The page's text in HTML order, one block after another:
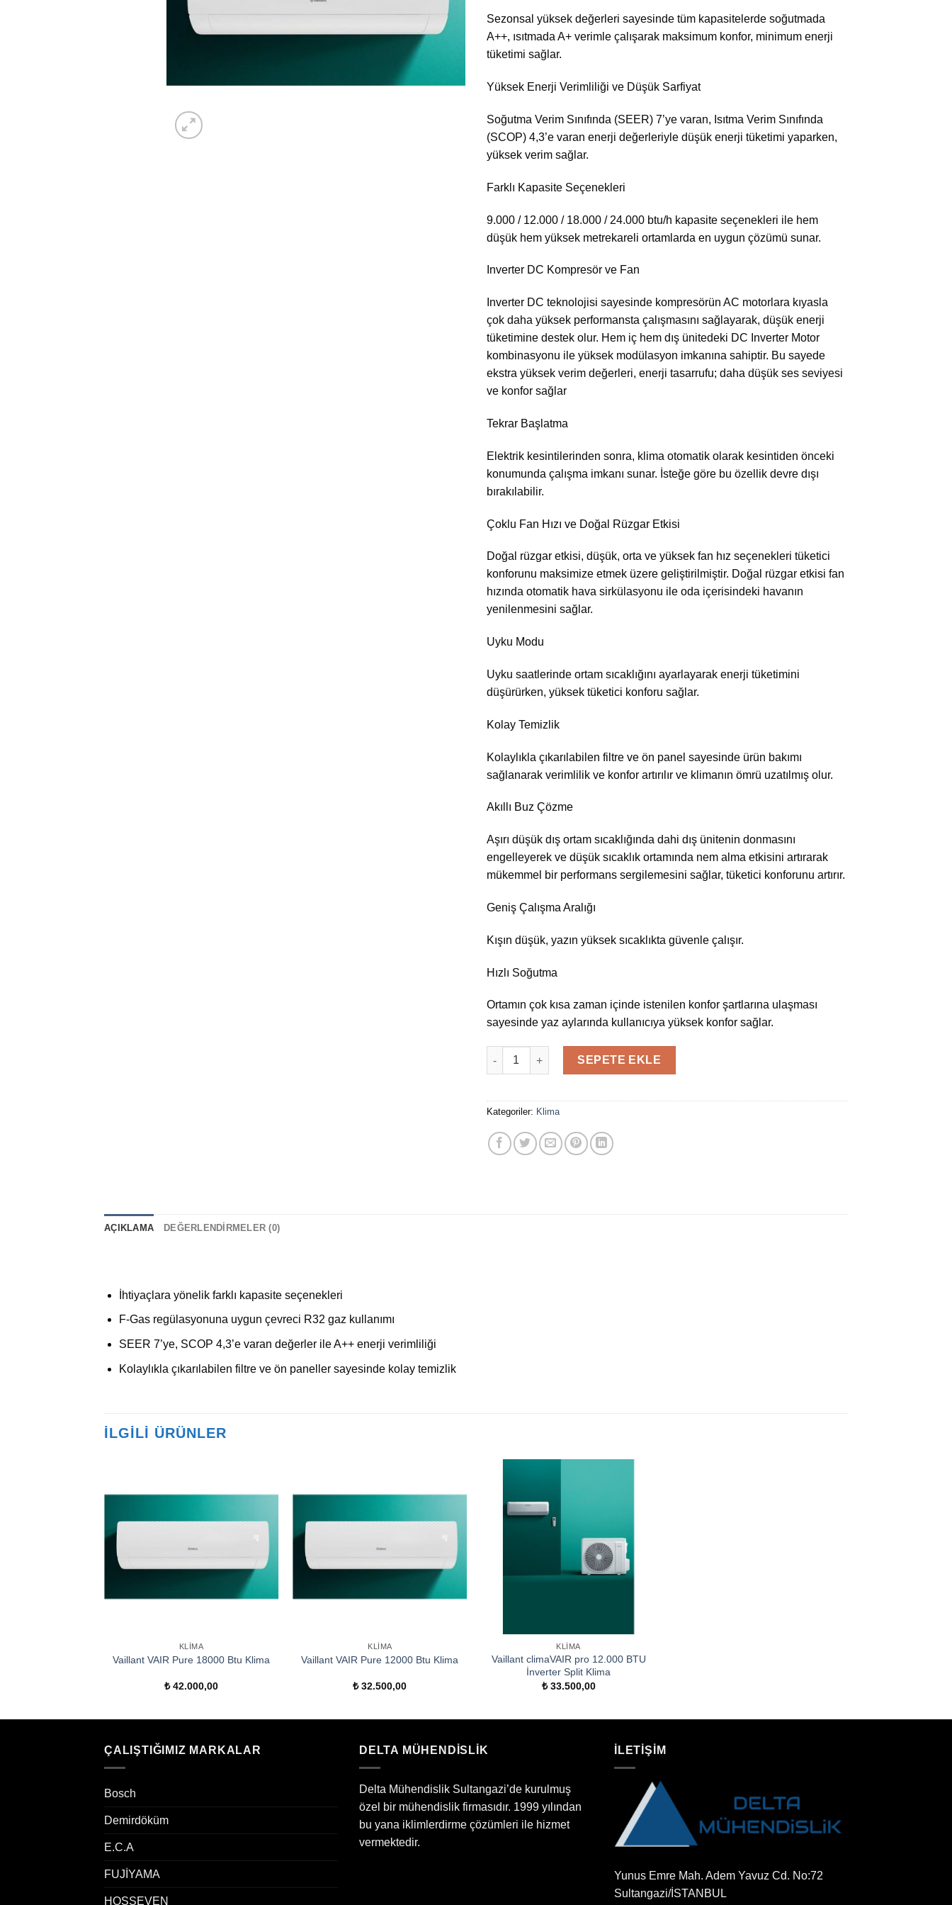
Sezonsal yüksek değerleri sayesinde tüm kapasitelerde soğutmada
A++, ısıtmada A+ verimle çalışarak maksimum konfor, minimum enerji
tüketimi sağlar.
Yüksek Enerji Verimliliği ve Düşük Sarfiyat
Soğutma Verim Sınıfında (SEER) 7’ye varan, Isıtma Verim Sınıfında
(SCOP) 4,3’e varan enerji değerleriyle düşük enerji tüketimi yaparken,
yüksek verim sağlar.
Farklı Kapasite Seçenekleri
9.000 / 12.000 / 18.000 / 24.000 btu/h kapasite seçenekleri ile hem
düşük hem yüksek metrekareli ortamlarda en uygun çözümü sunar.
Inverter DC Kompresör ve Fan
Inverter DC teknolojisi sayesinde kompresörün AC motorlara kıyasla
çok daha yüksek performansta çalışmasını sağlayarak, düşük enerji
tüketimine destek olur. Hem iç hem dış ünitedeki DC Inverter Motor
kombinasyonu ile yüksek modülasyon imkanına sahiptir. Bu sayede
ekstra yüksek verim değerleri, enerji tasarrufu; daha düşük ses seviyesi
ve konfor sağlar
Tekrar Başlatma
Elektrik kesintilerinden sonra, klima otomatik olarak kesintiden önceki
konumunda çalışma imkanı sunar. İsteğe göre bu özellik devre dışı
bırakılabilir.
Çoklu Fan Hızı ve Doğal Rüzgar Etkisi
Doğal rüzgar etkisi, düşük, orta ve yüksek fan hız seçenekleri tüketici
konforunu maksimize etmek üzere geliştirilmiştir. Doğal rüzgar etkisi fan
hızında otomatik hava sirkülasyonu ile oda içerisindeki havanın
yenilenmesini sağlar.
Uyku Modu
Uyku saatlerinde ortam sıcaklığını ayarlayarak enerji tüketimini
düşürürken, yüksek tüketici konforu sağlar.
Kolay Temizlik
Kolaylıkla çıkarılabilen filtre ve ön panel sayesinde ürün bakımı
sağlanarak verimlilik ve konfor artırılır ve klimanın ömrü uzatılmış olur.
Akıllı Buz Çözme
Aşırı düşük dış ortam sıcaklığında dahi dış ünitenin donmasını
engelleyerek ve düşük sıcaklık ortamında nem alma etkisini artırarak
mükemmel bir performans sergilemesini sağlar, tüketici konforunu artırır.
Geniş Çalışma Aralığı
Kışın düşük, yazın yüksek sıcaklıkta güvenle çalışır.
Hızlı Soğutma
Ortamın çok kısa zaman içinde istenilen konfor şartlarına ulaşması
sayesinde yaz aylarında kullanıcıya yüksek konfor sağlar.
Vaillant VAIR Pure 24000 Btu Klima adet
SEPETE EKLE
Kategoriler: Klima
AÇIKLAMA DEĞERLENDIRMELER (0)
İhtiyaçlara yönelik farklı kapasite seçenekleri
F-Gas regülasyonuna uygun çevreci R32 gaz kullanımı
SEER 7’ye, SCOP 4,3’e varan değerler ile A++ enerji verimliliği
Kolaylıkla çıkarılabilen filtre ve ön paneller sayesinde kolay temizlik
İLGILI ÜRÜNLER
KLIMA
Vaillant VAIR Pure 18000 Btu Klima
₺42.000,00
KLIMA
Vaillant VAIR Pure 12000 Btu Klima
₺32.500,00
KLIMA
Vaillant climaVAIR pro 12.000 BTU
İnverter Split Klima
₺33.500,00
ÇALIŞTIĞIMIZ MARKALAR
Bosch
Demirdöküm
E.C.A
FUJİYAMA
HOŞSEVEN
DELTA MÜHENDİSLİK
Delta Mühendislik Sultangazi’de kurulmuş
özel bir mühendislik firmasıdır. 1999 yılından
bu yana iklimlerdirme çözümleri ile hizmet
vermektedir.
İLETİŞİM
Yunus Emre Mah. Adem Yavuz Cd. No:72
Sultangazi/İSTANBUL